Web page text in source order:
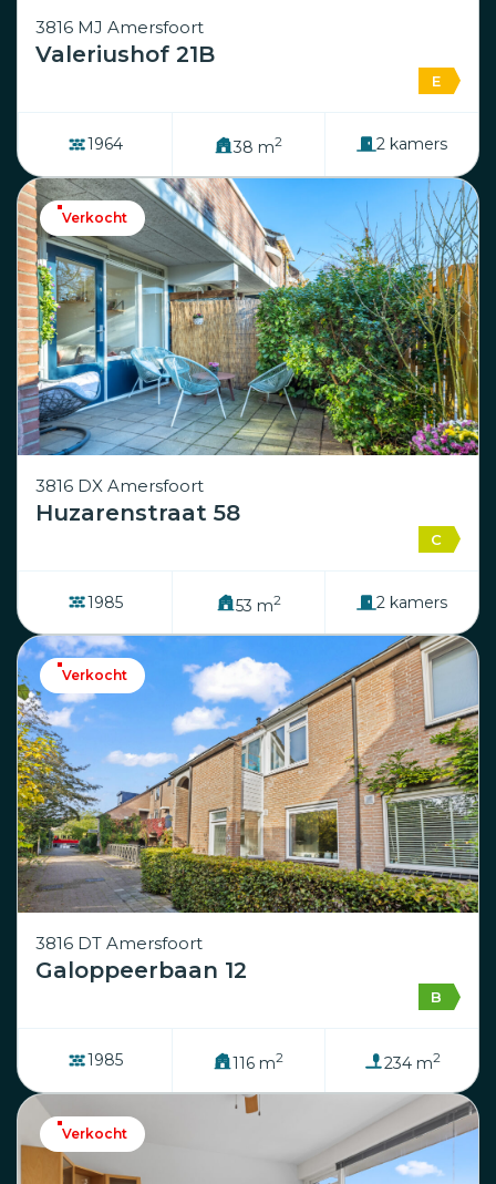
3816 MJ Amersfoort
Valeriushof 21B
E
1964 38 m2 2 kamers
3816 DX Amersfoort
Huzarenstraat 58
C
1985 53 m2 2 kamers
Verkocht
3816 DT Amersfoort
Galoppeerbaan 12
B
1985 116 m2 234 m2
Verkocht
Verkocht